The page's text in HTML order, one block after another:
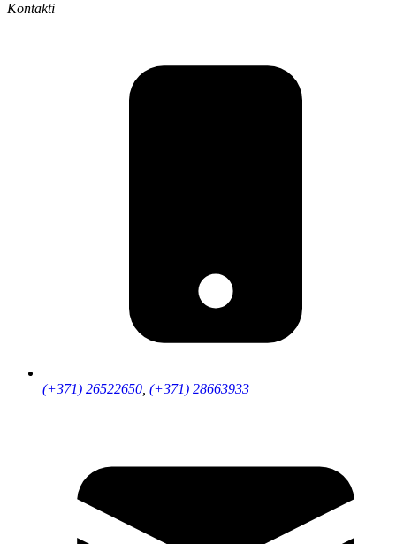
Kontakti
(+371) 26522650 (+371) 28663933